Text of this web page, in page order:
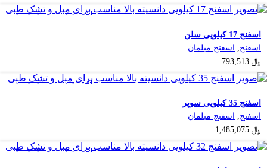
افزودن به سبد خرید
اسفنج 17 کیلویی سلن
اسفنج
اسفنج مبلمان
﷼
افزودن به سبد خرید
اسفنج 35 کیلویی سوپر
اسفنج
اسفنج مبلمان
﷼
افزودن به سبد خرید